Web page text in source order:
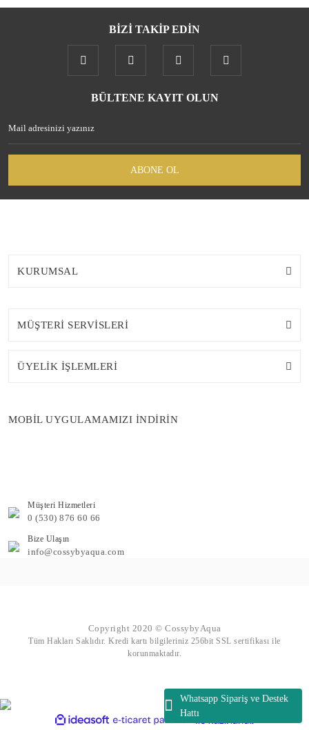
Whatsapp Sipariş ve Destek
Hattı
Gönder
BİZİ TAKİP EDİN
BÜLTENE KAYIT OLUN
ABONE OL
KURUMSAL
MÜŞTERİ SERVİSLERİ
ÜYELİK İŞLEMLERİ
MOBİL UYGULAMAMIZI İNDİRİN
Müşteri Hizmetleri
0 (530) 876 60 66
Bize Ulaşın
info@cossybyaqua.com
Copyright 2020 © CossybyAqua
Tüm Hakları Saklıdır. Kredi kartı bilgileriniz 256bit SSL sertifikası ile
korunmaktadır.
ideasoft